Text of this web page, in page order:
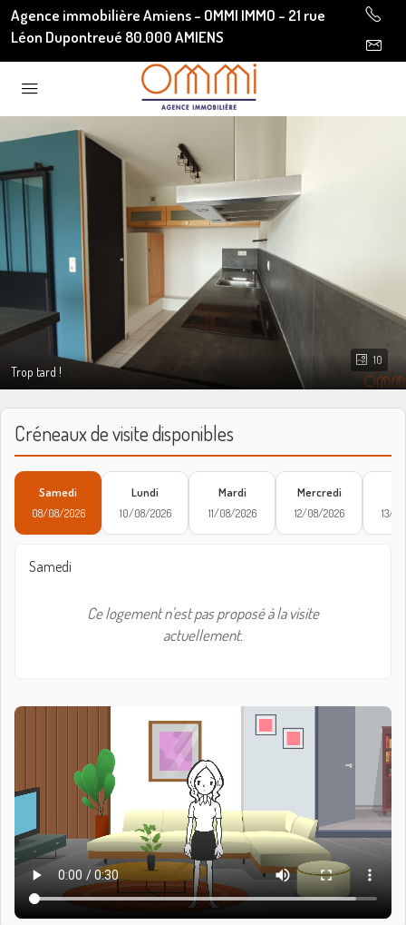
Agence immobilière Amiens - OMMI IMMO - 21 rue
Léon Dupontreué 80.000 AMIENS
10
Trop tard !
Créneaux de visite disponibles
Samedi
08/08/2026
Lundi
10/08/2026
Mardi
11/08/2026
Mercredi
12/08/2026 13/
Samedi
Ce logement n'est pas proposé à la visite
actuellement.